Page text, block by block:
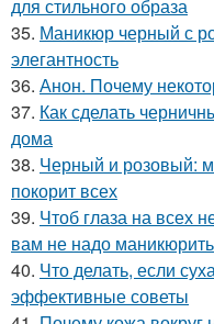
для стильного образа
35. Маникюр черный с
элегантность
36. Анон. Почему
37. Как сделать
дома
38. Черный и розовый:
покорит всех
39. Чтоб глаза на всех
вам не надо
40. Что делать, если
эффективные советы